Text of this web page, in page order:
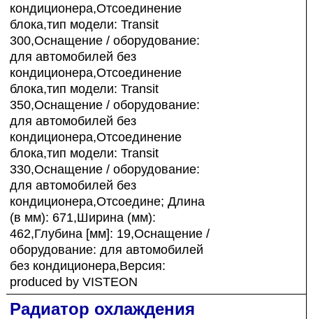
кондиционера,Отсоединение
блока,тип модели: Transit
300,Оснащение / оборудование:
для автомобилей без
кондиционера,Отсоединение
блока,тип модели: Transit
350,Оснащение / оборудование:
для автомобилей без
кондиционера,Отсоединение
блока,тип модели: Transit
330,Оснащение / оборудование:
для автомобилей без
кондиционера,Отсоедине; Длина
(в мм): 671,Ширина (мм):
462,Глубина [мм]: 19,Оснащение /
оборудование: для автомобилей
без кондиционера,Версия:
produced by VISTEON
Радиатор охлаждения